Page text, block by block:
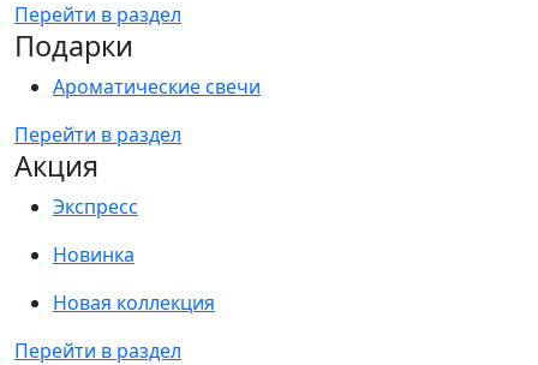
Перейти в раздел
Подарки
Ароматические свечи
Перейти в раздел
Акция
Экспресс
Новинка
Новая коллекция
Перейти в раздел